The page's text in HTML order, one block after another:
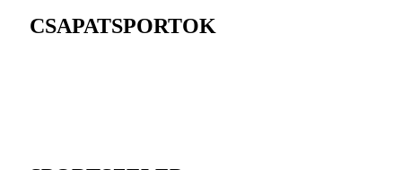
CSAPATSPORTOK